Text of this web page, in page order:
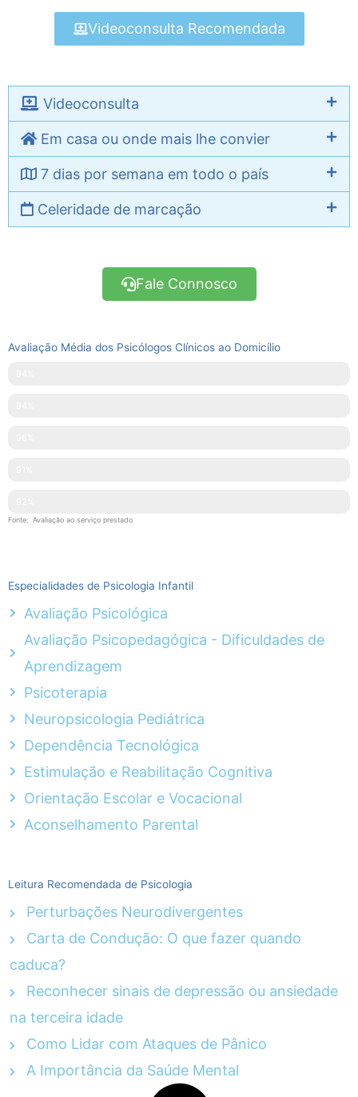
Videoconsulta Recomendada
Videoconsulta
Em casa ou onde mais lhe convier
7 dias por semana em todo o país
Celeridade de marcação
Fale Connosco
Avaliação Média dos Psicólogos Clínicos ao Domicílio
Fonte: Avaliação ao serviço prestado
Especialidades de Psicologia Infantil
Avaliação Psicológica
Avaliação Psicopedagógica - Dificuldades de
Aprendizagem
Psicoterapia
Neuropsicologia Pediátrica
Dependência Tecnológica
Estimulação e Reabilitação Cognitiva
Orientação Escolar e Vocacional
Aconselhamento Parental
Leitura Recomendada de Psicologia
Perturbações Neurodivergentes
Carta de Condução: O que fazer quando
caduca?
Reconhecer sinais de depressão ou ansiedade
na terceira idade
Como Lidar com Ataques de Pânico
A Importância da Saúde Mental